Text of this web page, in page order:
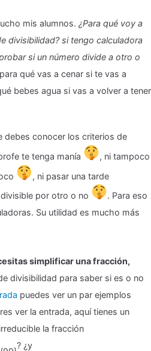
mis alumnos. ¿Para qué voy a
divisibilidad? si tengo calculadora
si un número divide a otro o
qué vas a cenar si te vas a
bebes agua si vas a volver a tener
debes conocer los criterios de
te tenga manía
, ni tampoco
, ni pasar una tarde
por otro o no
. Para eso
Su utilidad es mucho más
simplificar una fracción,
divisibilidad para saber si es o no
puedes ver un par ejemplos
ver la entrada, aquí tienes un
la fracción
? ¿y